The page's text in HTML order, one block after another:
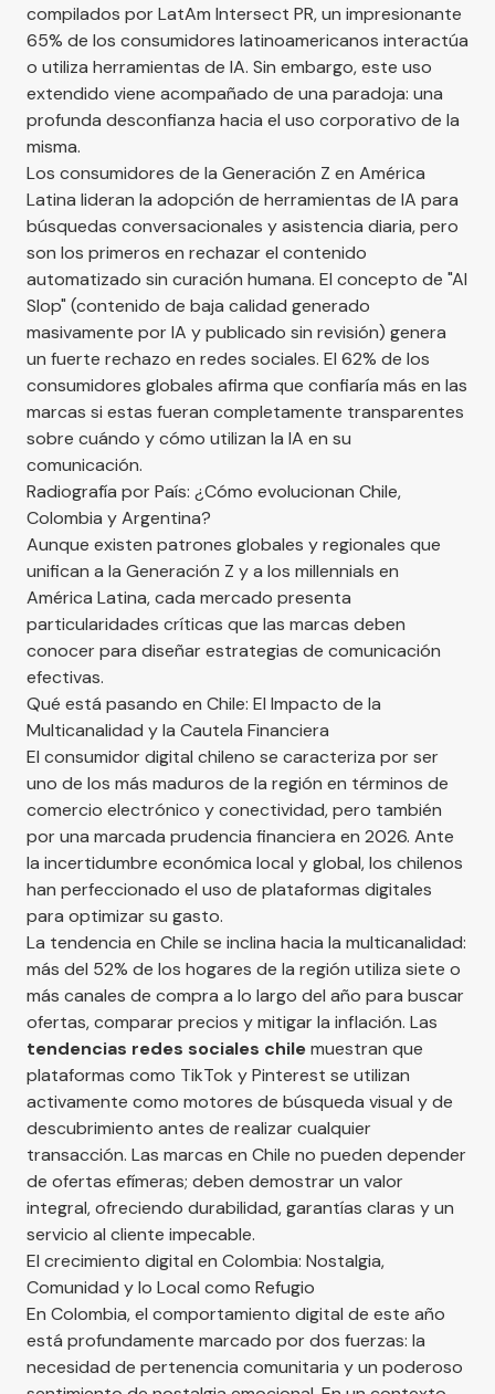
compilados porLatAm Intersect PR, un impresionante
65% de los consumidores latinoamericanos interactúa
o utiliza herramientas de IA. Sin embargo, este uso
extendido viene acompañado de una paradoja: una
profunda desconfianza hacia el uso corporativo de la
misma.
Los consumidores de la Generación Z en América
Latina lideran la adopción de herramientas de IA para
búsquedas conversacionales y asistencia diaria, pero
son los primeros en rechazar el contenido
automatizado sin curación humana. El concepto de "AI
Slop" (contenido de baja calidad generado
masivamente por IA y publicado sin revisión) genera
un fuerte rechazo en redes sociales. El 62% de los
consumidores globales afirma que confiaría más en las
marcas si estas fueran completamente transparentes
sobre cuándo y cómo utilizan la IA en su
comunicación.
Radiografía por País: ¿Cómo evolucionan Chile,
Colombia y Argentina?
Aunque existen patrones globales y regionales que
unifican a la Generación Z y a los millennials en
América Latina, cada mercado presenta
particularidades críticas que las marcas deben
conocer para diseñar estrategias de comunicación
efectivas.
Qué está pasando en Chile: El Impacto de la
Multicanalidad y la Cautela Financiera
El consumidor digital chileno se caracteriza por ser
uno de los más maduros de la región en términos de
comercio electrónico y conectividad, pero también
por una marcada prudencia financiera en 2026. Ante
la incertidumbre económica local y global, los chilenos
han perfeccionado el uso de plataformas digitales
para optimizar su gasto.
La tendencia en Chile se inclina hacia la multicanalidad:
más del 52% de los hogares de la región utiliza siete o
más canales de compra a lo largo del año para buscar
ofertas, comparar precios y mitigar la inflación. Las
tendencias redes sociales chilemuestran que
plataformas como TikTok y Pinterest se utilizan
activamente como motores de búsqueda visual y de
descubrimiento antes de realizar cualquier
transacción. Las marcas en Chile no pueden depender
de ofertas efímeras; deben demostrar un valor
integral, ofreciendo durabilidad, garantías claras y un
servicio al cliente impecable.
El crecimiento digital en Colombia: Nostalgia,
Comunidad y lo Local como Refugio
En Colombia, el comportamiento digital de este año
está profundamente marcado por dos fuerzas: la
necesidad de pertenencia comunitaria y un poderoso